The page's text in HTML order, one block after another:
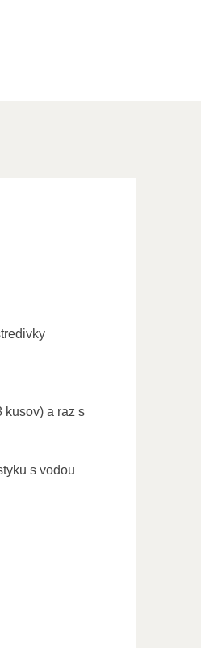
kusov) a raz s
s vodou